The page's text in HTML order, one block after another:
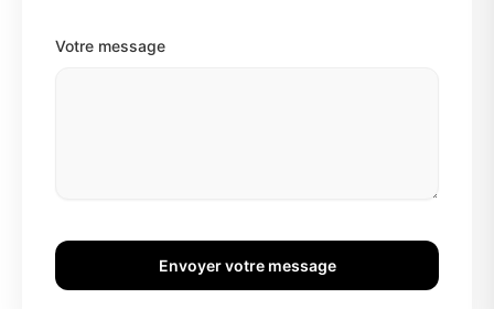
Votre message
Envoyer votre message